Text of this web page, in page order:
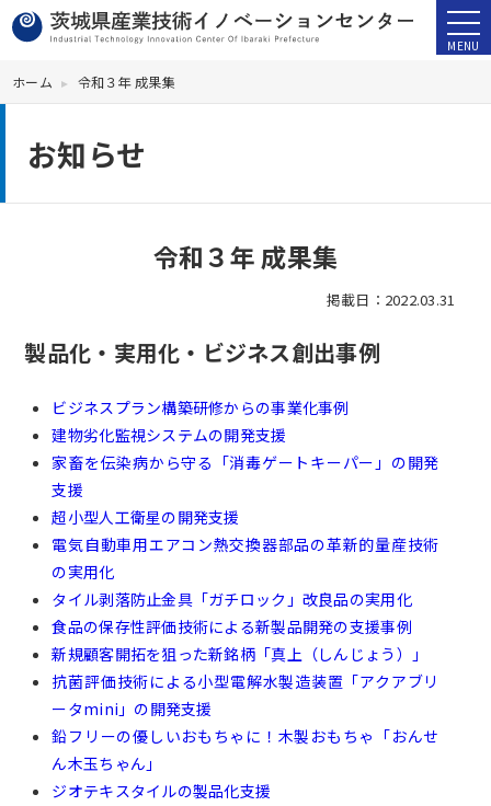
ホーム 令和３年 成果集
お知らせ
令和３年 成果集
掲載日：2022.03.31
製品化・実用化・ビジネス創出事例
ビジネスプラン構築研修からの事業化事例
建物劣化監視システムの開発支援
家畜を伝染病から守る「消毒ゲートキーパー」の開発
支援
超小型人工衛星の開発支援
電気自動車用エアコン熱交換器部品の革新的量産技術
の実用化
タイル剥落防止金具「ガチロック」改良品の実用化
食品の保存性評価技術による新製品開発の支援事例
新規顧客開拓を狙った新銘柄「真上（しんじょう）」
抗菌評価技術による小型電解水製造装置「アクアブリ
ータmini」の開発支援
鉛フリーの優しいおもちゃに！木製おもちゃ「おんせ
ん木玉ちゃん」
ジオテキスタイルの製品化支援